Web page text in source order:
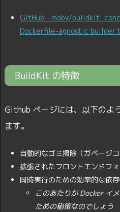
GitHub - moby/buildkit:
Dockerfile-agnostic builder
BuildKit の特徴
Github ページには、以下のよ
ます。
自動的なゴミ掃除（ガベージコ
拡張されたフロントエンドフォ
同時実行のための効率的な依
このあたりが Docker イ
ための秘策なのでしょう